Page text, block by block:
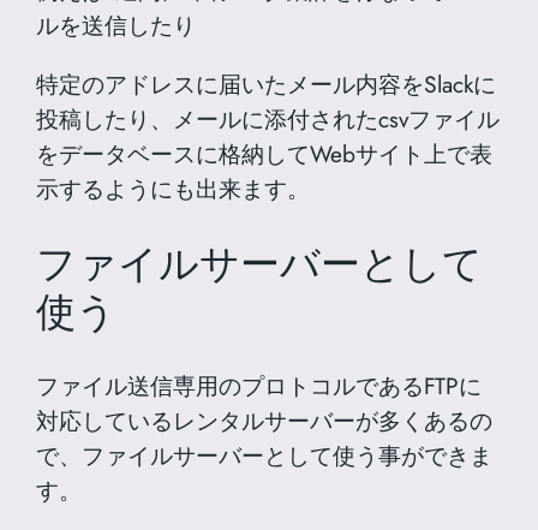
ルを送信したり
特定のアドレスに届いたメール内容をSlackに
投稿したり、メールに添付されたcsvファイル
をデータベースに格納してWebサイト上で表
示するようにも出来ます。
ファイルサーバーとして
使う
ファイル送信専用のプロトコルであるFTPに
対応しているレンタルサーバーが多くあるの
で、ファイルサーバーとして使う事ができま
す。